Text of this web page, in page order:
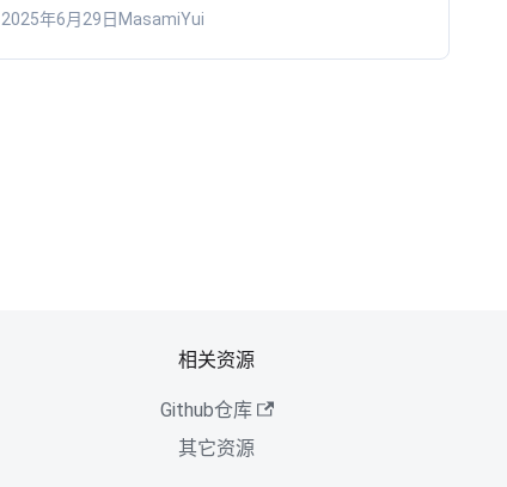
2025年6月29日 MasamiYui
相关资源
Github仓库
其它资源